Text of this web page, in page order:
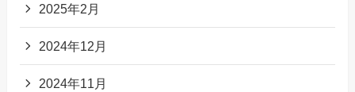
2025年2月
2024年12月
2024年11月